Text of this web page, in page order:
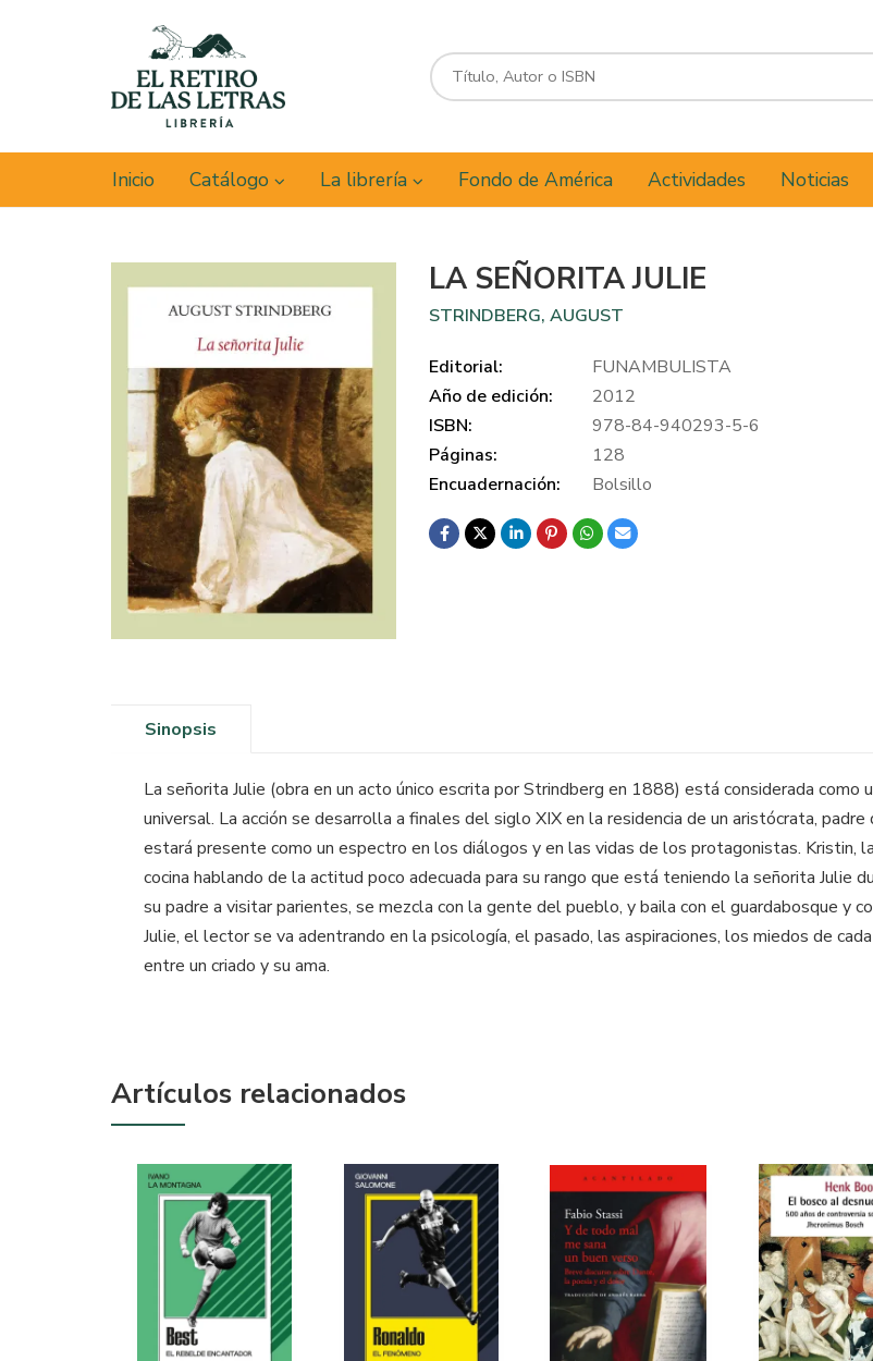
Inicio Catálogo La librería Fondo de América Actividades Noticias
LA SEÑORITA JULIE
STRINDBERG, AUGUST
Editorial:
FUNAMBULISTA
Año de edición:
2012
ISBN:
978-84-940293-5-6
Páginas:
128
Encuadernación:
Bolsillo
Sinopsis
La señorita Julie (obra en un acto único escrita por Strindberg en 1888) está considerada
universal. La acción se desarrolla a finales del siglo XIX en la residencia de un aristócrata,
estará presente como un espectro en los diálogos y en las vidas de los protagonistas. Kristin,
cocina hablando de la actitud poco adecuada para su rango que está teniendo la señorita Julie
su padre a visitar parientes, se mezcla con la gente del pueblo, y baila con el guardabosque y
Julie, el lector se va adentrando en la psicología, el pasado, las aspiraciones, los miedos de
entre un criado y su ama.
Artículos relacionados